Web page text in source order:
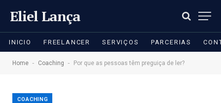
Eliel Lança
INICIO FREELANCER SERVIÇOS PARCERIAS
Home - Coaching - Por que as pessoas têm preguiça de ler?
COACHING